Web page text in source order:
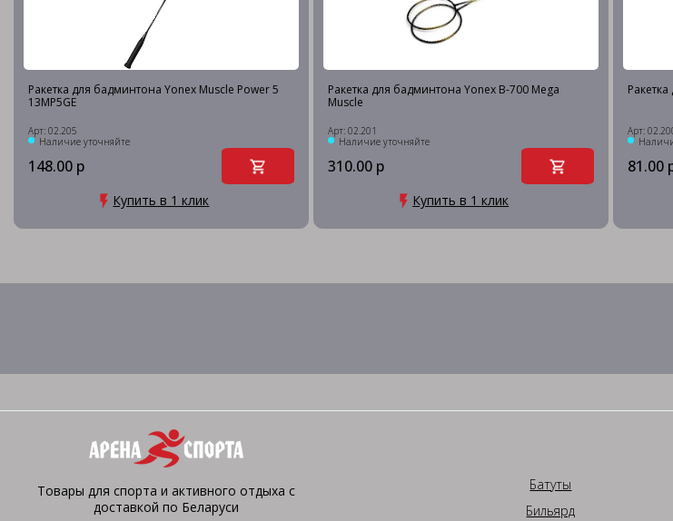
Ракетка для бадминтона Yonex Muscle Power 5
13MP5GE
Арт: 02.205
Наличие уточняйте
148.00 р
Купить в 1 клик
Ракетка для бадминтона Yonex B-700 Mega
Muscle
Арт: 02.201
Наличие уточняйте
310.00 р
Купить в 1 клик
Арт:
81.00
Товары для спорта и активного отдыха с
доставкой по Беларуси
Батуты
Бильярд